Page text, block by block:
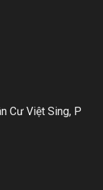
Cư Việt Sing, P